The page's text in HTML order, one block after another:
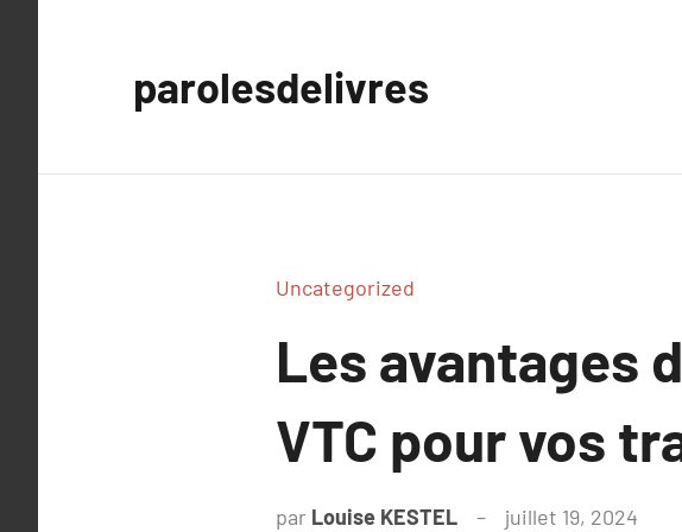
parolesdelivres
Uncategorized
Les avantages
VTC pour vos
par Louise KESTEL juillet 19, 2024